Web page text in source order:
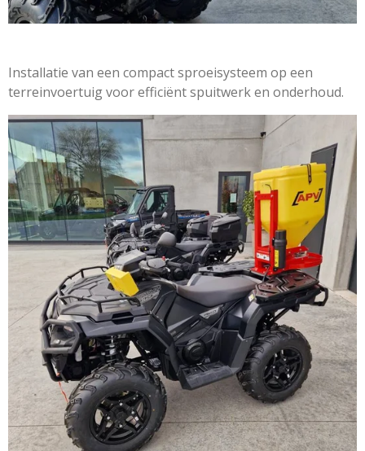
Installatie van een compact sproeisysteem op een
terreinvoertuig voor efficiënt spuitwerk en onderhoud.